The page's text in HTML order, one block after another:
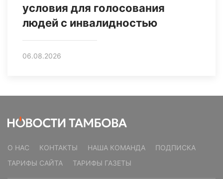
условия для голосования
людей с инвалидностью
06.08.2026
О НАС КОНТАКТЫ НАША КОМАНДА
ПОДПИСКА
ТАРИФЫ САЙТА
ТАРИФЫ ГАЗЕТЫ